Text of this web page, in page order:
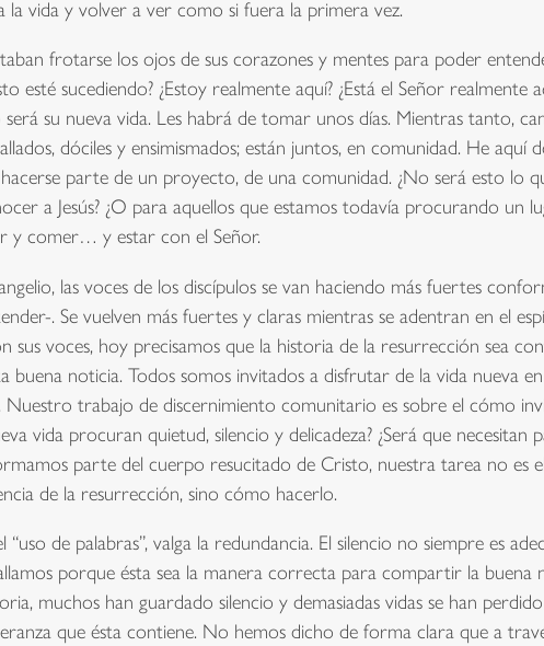
la vida y volver a ver como si fuera la primera vez.
frotarse los ojos de sus corazones y mentes para poder
esté sucediendo? ¿Estoy realmente aquí? ¿Está el Señor realmente
su nueva vida. Les habrá de tomar unos días. Mientras tanto,
dóciles y ensimismados; están juntos, en comunidad. He aquí
parte de un proyecto, de una comunidad. ¿No será esto lo
a Jesús? ¿O para aquellos que estamos todavía procurando un
y comer… y estar con el Señor.
las voces de los discípulos se van haciendo más fuertes
. Se vuelven más fuertes y claras mientras se adentran en el
voces, hoy precisamos que la historia de la resurrección sea
buena noticia. Todos somos invitados a disfrutar de la vida nueva
trabajo de discernimiento comunitario es sobre el cómo
vida procuran quietud, silencio y delicadeza? ¿Será que necesitan
parte del cuerpo resucitado de Cristo, nuestra tarea no es
de la resurrección, sino cómo hacerlo.
de palabras”, valga la redundancia. El silencio no siempre es
porque ésta sea la manera correcta para compartir la buena
muchos han guardado silencio y demasiadas vidas se han
que ésta contiene. No hemos dicho de forma clara que a